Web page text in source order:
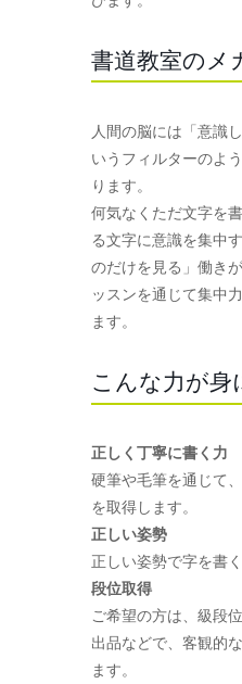
書道教室のメ
人間の脳には「意識
いうフィルターのよ
ります。
何気なくただ文字を
る文字に意識を集中
のだけを見る」働き
ッスンを通じて集中
ます。
こんな力が身
正しく丁寧に書く力
硬筆や毛筆を通じて
を取得します。
正しい姿勢
正しい姿勢で字を書
段位取得
ご希望の方は、級段
出品などで、客観的
ます。